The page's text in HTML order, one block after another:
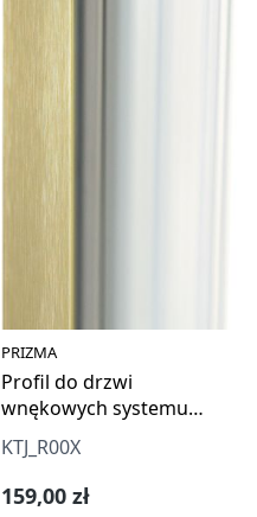
PRIZMA
Profil do drzwi
wnękowych systemu
Prizma
KTJ_R00X
Cena regularna:
159,00 zł